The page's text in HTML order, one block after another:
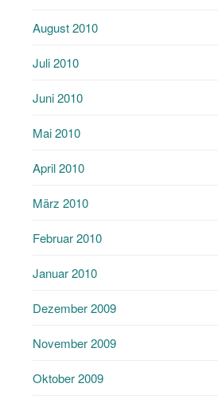
August 2010
Juli 2010
Juni 2010
Mai 2010
April 2010
März 2010
Februar 2010
Januar 2010
Dezember 2009
November 2009
Oktober 2009